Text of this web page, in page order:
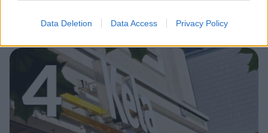
Data Deletion Data Access Privacy Policy
4